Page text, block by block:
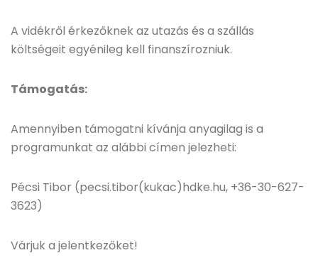
A vidékről érkezőknek az utazás és a szállás
költségeit egyénileg kell finanszírozniuk.
Támogatás:
Amennyiben támogatni kívánja anyagilag is a
programunkat az alábbi címen jelezheti:
Pécsi Tibor (pecsi.tibor(kukac)hdke.hu, +36-30-627-
3623)
Várjuk a jelentkezőket!